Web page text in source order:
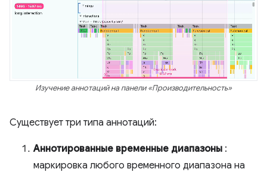
Изучение аннотаций на панели «Производительность»
Существует три типа аннотаций:
Аннотированные временные диапазоны :
маркировка любого временного диапазона на